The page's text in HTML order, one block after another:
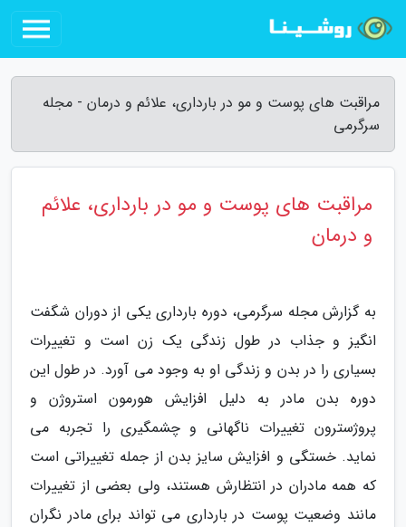
مراقبت های پوست و مو در بارداری، علائم و درمان - مجله
سرگرمی
مراقبت های پوست و مو در بارداری، علائم
و درمان
به گزارش مجله سرگرمی، دوره بارداری یکی از دوران شگفت
انگیز و جذاب در طول زندگی یک زن است و تغییرات
بسیاری را در بدن و زندگی او به وجود می آورد. در طول این
دوره بدن مادر به دلیل افزایش هورمون استروژن و
پروژسترون تغییرات ناگهانی و چشمگیری را تجربه می
نماید. خستگی و افزایش سایز بدن از جمله تغییراتی است
که همه مادران در انتظارش هستند، ولی بعضی از تغییرات
مانند وضعیت پوست در بارداری می تواند برای مادر نگران